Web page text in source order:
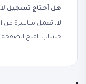
هل أحتاج تسجيل
لا، تعمل مباشرة من
حساب. افتح الصفحة